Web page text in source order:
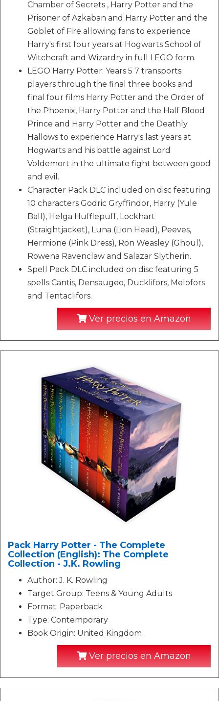
Chamber of Secrets , Harry Potter and the
Prisoner of Azkaban and Harry Potter and the
Goblet of Fire allowing fans to experience
Harry's first four years at Hogwarts School of
Witchcraft and Wizardry in full LEGO form.
LEGO Harry Potter: Years 5 7 transports
players through the final three books and
final four films Harry Potter and the Order of
the Phoenix, Harry Potter and the Half Blood
Prince and Harry Potter and the Deathly
Hallows to experience Harry's last years at
Hogwarts and his battle against Lord
Voldemort in the ultimate fight between good
and evil.
Character Pack DLC included on disc featuring
10 characters Godric Gryffindor, Harry (Yule
Ball), Helga Hufflepuff, Lockhart
(Straightjacket), Luna (Lion Head), Peeves,
Hermione (Pink Dress), Ron Weasley (Ghoul),
Rowena Ravenclaw and Salazar Slytherin.
Spell Pack DLC included on disc featuring 5
spells Cantis, Densaugeo, Ducklifors, Melofors
and Tentaclifors.
Ver precios en Amazon
Pack Harry Potter - The Complete
Collection (English): The Complete
Collection - J.K. Rowling
Author: J. K. Rowling
Target Group: Teens & Young Adults
Format: Paperback
Type: Contemporary
Book Origin: United Kingdom
Ver precios en Amazon